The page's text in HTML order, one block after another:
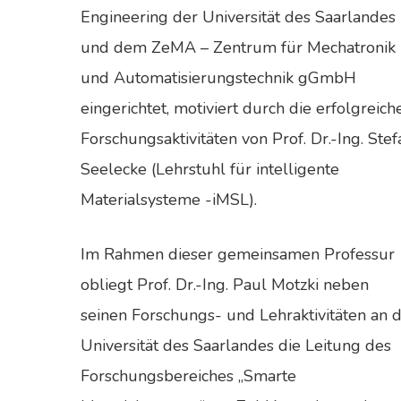
Engineering der Universität des Saarlandes
und dem ZeMA – Zentrum für Mechatronik
und Automatisierungstechnik gGmbH
eingerichtet, motiviert durch die
Forschungsaktivitäten von Prof. Dr.-Ing.
Seelecke (Lehrstuhl für intelligente
Materialsysteme -iMSL).
Im Rahmen dieser gemeinsamen Professur
obliegt Prof. Dr.-Ing. Paul Motzki neben
seinen Forschungs- und Lehraktivitäten an
Universität des Saarlandes die Leitung des
Forschungsbereiches „Smarte